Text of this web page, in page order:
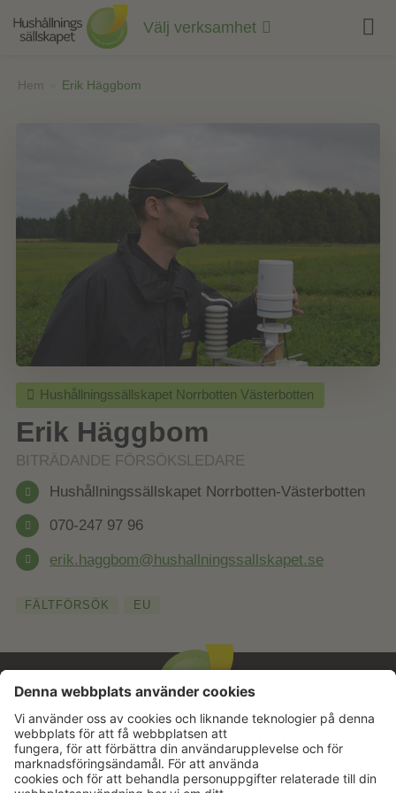
innehåll
Välj verksamhet
Hem Erik Häggbom
Hushållningssällskapet Norrbotten Västerbotten
Erik Häggbom
BITRÄDANDE FÖRSÖKSLEDARE
Hushållningssällskapet Norrbotten-Västerbotten
070-247 97 96
erik.haggbom@hushallningssallskapet.se
FÄLTFÖRSÖK EU